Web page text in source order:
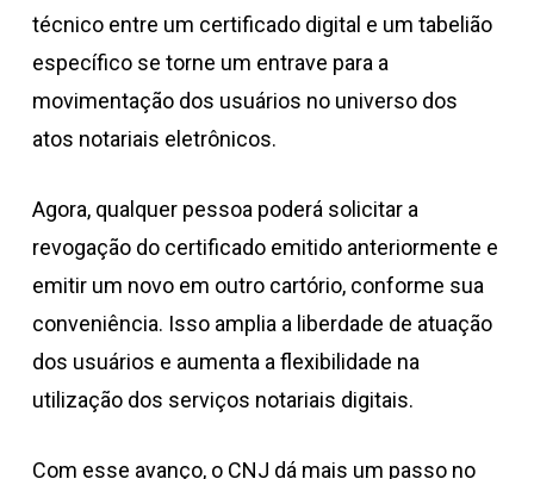
técnico entre um certificado digital e um tabelião
específico se torne um entrave para a
movimentação dos usuários no universo dos
atos notariais eletrônicos.
Agora, qualquer pessoa poderá solicitar a
revogação do certificado emitido anteriormente e
emitir um novo em outro cartório, conforme sua
conveniência. Isso amplia a liberdade de atuação
dos usuários e aumenta a flexibilidade na
utilização dos serviços notariais digitais.
Com esse avanço, o CNJ dá mais um passo no